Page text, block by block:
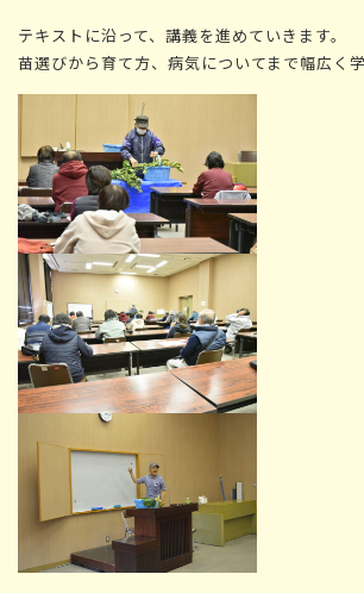
テキストに沿って、講義を進めていきます。
苗選びから育て方、病気についてまで幅広く